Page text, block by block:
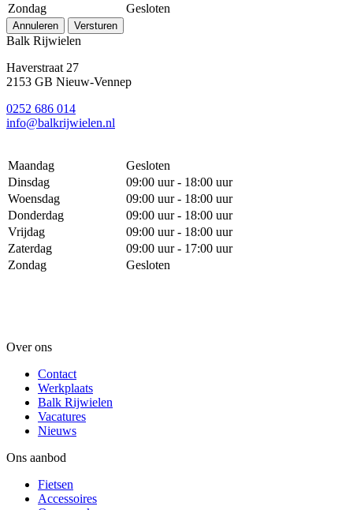
Zondag
Gesloten
Annuleren Versturen
Balk Rijwielen
Haverstraat 27
2153 GB Nieuw-Vennep
0252 686 014
info@balkrijwielen.nl
Maandag
Gesloten
Dinsdag
09:00 uur - 18:00 uur
Woensdag
09:00 uur - 18:00 uur
Donderdag
09:00 uur - 18:00 uur
Vrijdag
09:00 uur - 18:00 uur
Zaterdag
09:00 uur - 17:00 uur
Zondag
Gesloten
Over ons
Contact
Werkplaats
Balk Rijwielen
Vacatures
Nieuws
Ons aanbod
Fietsen
Accessoires